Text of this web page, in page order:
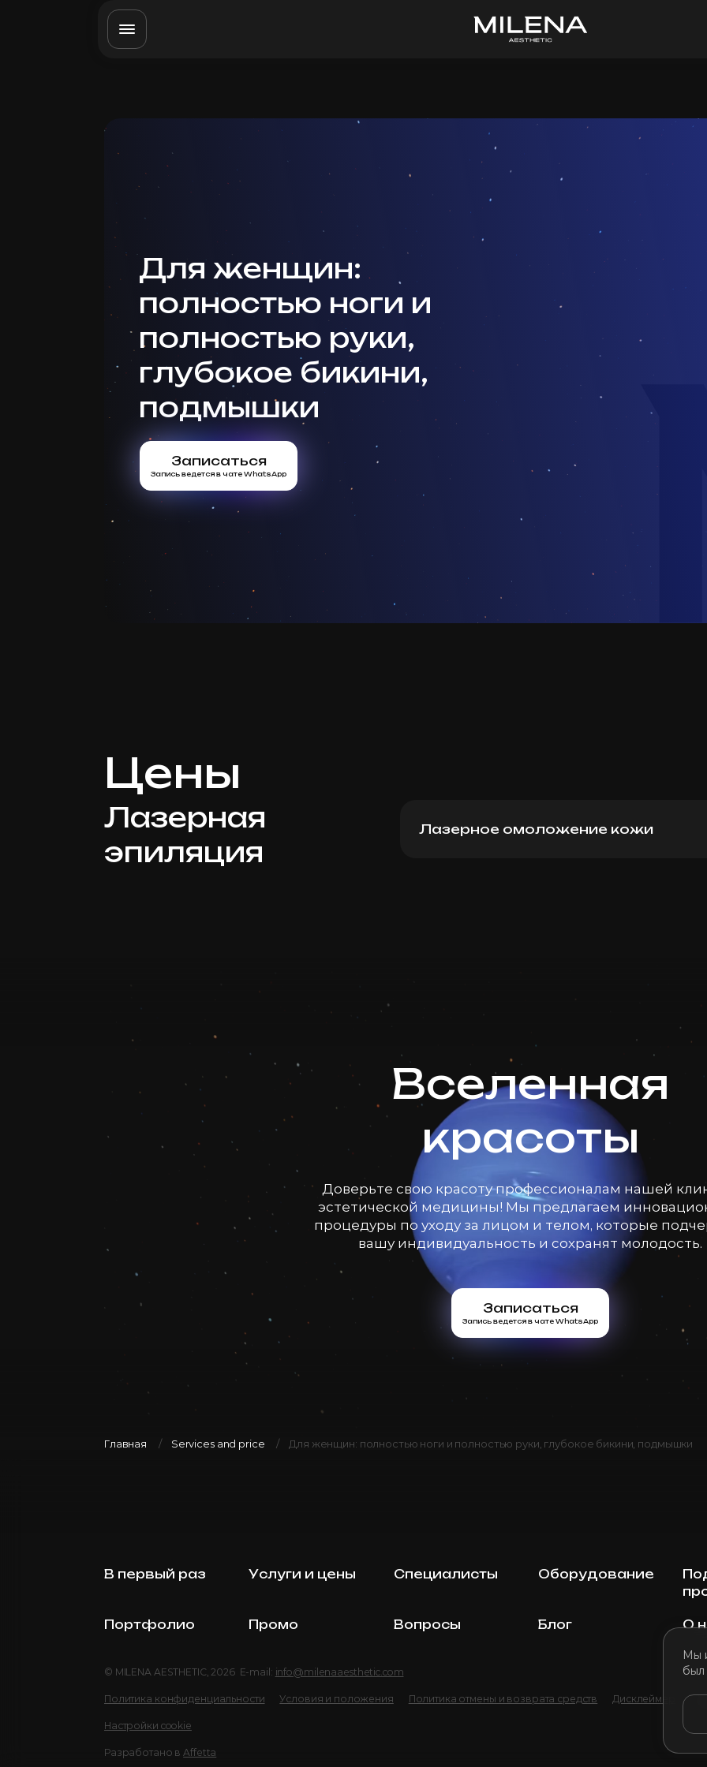
Мы
был
Для женщин:
полностью ноги и
полностью руки,
глубокое бикини,
подмышки
Записаться
Запись ведется в чате WhatsApp
Цены
Лазерная
эпиляция
Лазерное омоложение кожи
Вселенная
красоты
Доверьте свою красоту профессионалам нашей
эстетической медицины! Мы предлагаем
процедуры по уходу за лицом и телом, которые
вашу индивидуальность и сохранят молодость.
Записаться
Запись ведется в чате WhatsApp
Главная Services and price Для женщин: полностью ноги и полностью руки, глубокое бикини, подмышки
В первый раз Услуги и цены Специалисты Оборудование
Портфолио Промо Вопросы Блог О
© MILENA AESTHETIC, 2026 E-mail: info@milenaaesthetic.com
Политика конфиденциальности Условия и положения Политика отмены и возврата средств Дисклеймер
Настройки cookie
Разработано в Affetta